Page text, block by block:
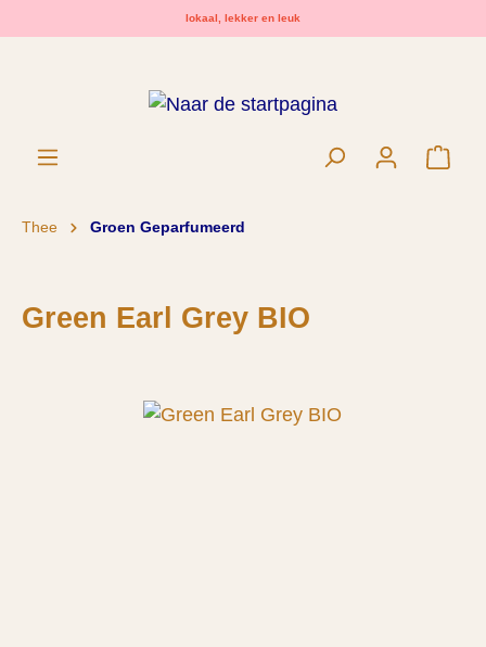
lokaal, lekker en leuk
Thee Groen Geparfumeerd
Green Earl Grey BIO
Afbeeldingengalerij overslaan